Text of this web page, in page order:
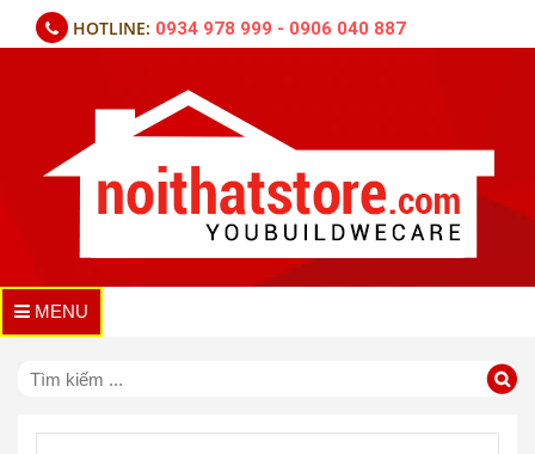
HOTLINE: 0934 978 999 - 0906 040 887
MENU